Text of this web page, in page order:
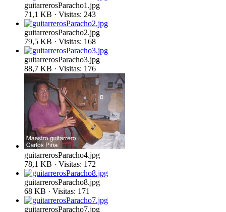
guitarrerosParacho1.jpg
71,1 KB · Visitas: 243
guitarrerosParacho2.jpg
79,5 KB · Visitas: 168
guitarrerosParacho3.jpg
88,7 KB · Visitas: 176
guitarrerosParacho4.jpg
78,1 KB · Visitas: 172
guitarrerosParacho8.jpg
68 KB · Visitas: 171
guitarrerosParacho7.jpg